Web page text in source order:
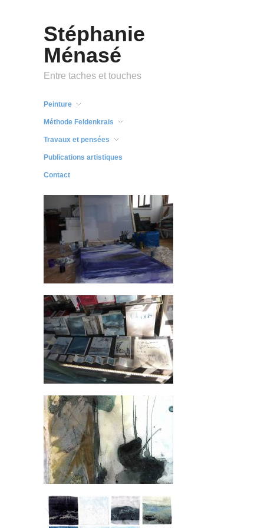
Stéphanie
Ménasé
Entre taches et touches
Peinture
Méthode Feldenkrais
Travaux et pensées
Publications artistiques
Contact